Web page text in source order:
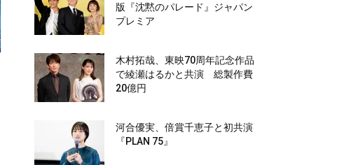
版『沈黙のパレード』ジャパン
プレミア
木村拓哉、東映70周年記念作品
で綾瀬はるかと共演 総製作費
20億円
河合優実、倍賞千恵子と初共演
『PLAN 75』